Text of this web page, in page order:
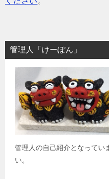
管理人「けーぽん」
管理人の自己紹介となってい
い。